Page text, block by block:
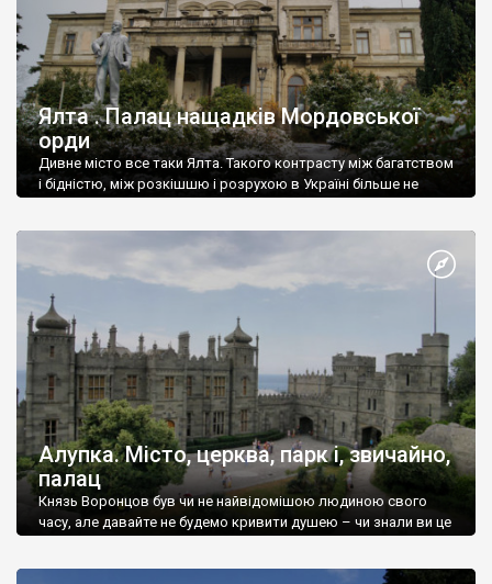
Ялта . Палац нащадків Мордовської
орди
Дивне місто все таки Ялта. Такого контрасту між багатством
і бідністю, між розкішшю і розрухою в Україні більше не
Алупка. Місто, церква, парк і, звичайно,
палац
Князь Воронцов був чи не найвідомішою людиною свого
часу, але давайте не будемо кривити душею – чи знали ви це